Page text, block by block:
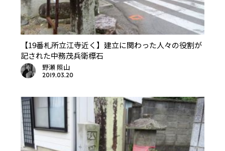
【19番札所立江寺近く】建立に関わった人々の役割が
記された中務茂兵衛標石
野瀬 照山
2019.03.20